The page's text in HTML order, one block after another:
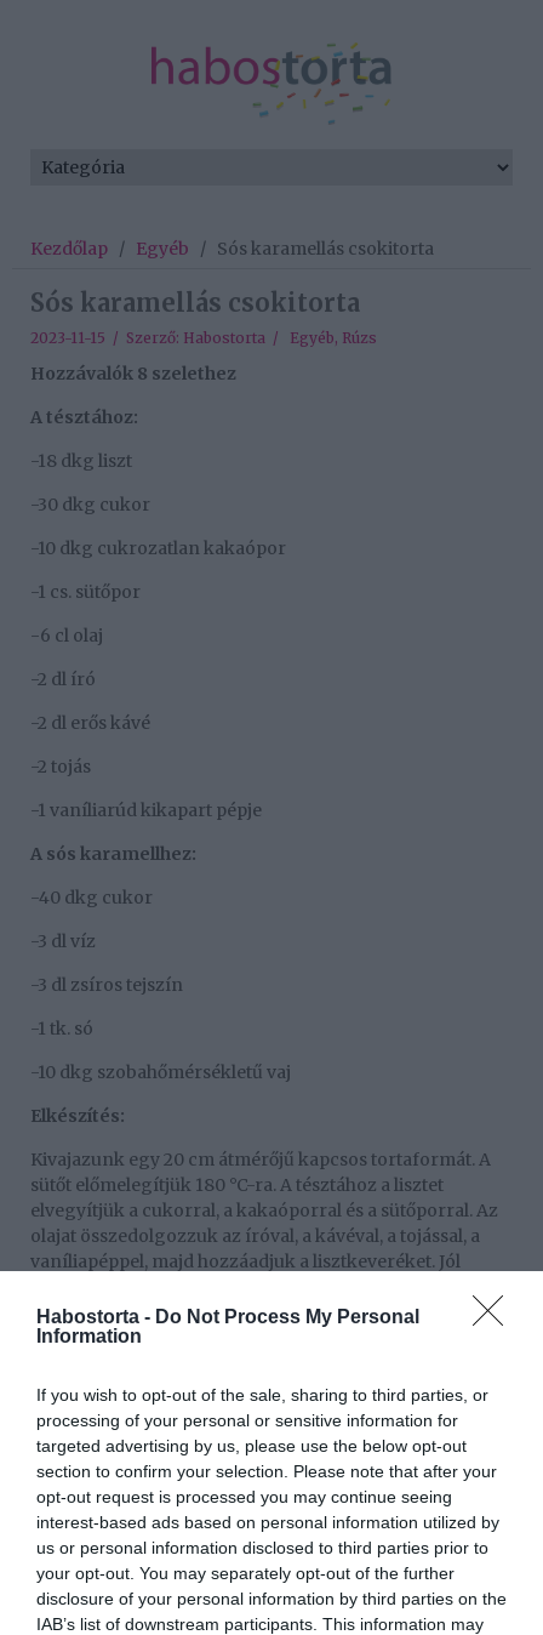
Habostorta - Do Not Process My Personal
Information
If you wish to opt-out of the sale, sharing to third parties, or
processing of your personal or sensitive information for
targeted advertising by us, please use the below opt-out
section to confirm your selection. Please note that after your
opt-out request is processed you may continue seeing
interest-based ads based on personal information utilized by
us or personal information disclosed to third parties prior to
your opt-out. You may separately opt-out of the further
disclosure of your personal information by third parties on the
IAB’s list of downstream participants. This information may
Kezdőlap / Egyéb / Sós karamellás csokitorta
Sós karamellás csokitorta
2023-11-15 / Szerző: Habostorta / Egyéb, Rúzs
Hozzávalók 8 szelethez
A tésztához:
-18 dkg liszt
-30 dkg cukor
-10 dkg cukrozatlan kakaópor
-1 cs. sütőpor
-6 cl olaj
-2 dl író
-2 dl erős kávé
-2 tojás
-1 vaníliarúd kikapart pépje
A sós karamellhez:
-40 dkg cukor
-3 dl víz
-3 dl zsíros tejszín
-1 tk. só
-10 dkg szobahőmérsékletű vaj
Elkészítés:
Kivajazunk egy 20 cm átmérőjű kapcsos tortaformát. A
sütőt előmelegítjük 180 °C-ra. A tésztához a lisztet
elvegyítjük a cukorral, a kakaóporral és a sütőporral. Az
olajat összedolgozzuk az íróval, a kávéval, a tojással, a
vaníliapéppel, majd hozzáadjuk a lisztkeveréket. Jól
sütjük.
levesszük a hőfokot, és kis lángon, kevergetve lassan
hozzáadjuk a tejszínt. Emelünk a hőfokon, és amikor
kellően sűrű, levesszük a tűzről. Hagyjuk kihűlni.
Hozzákeverjük a sót és a vajat.
A tortalapot óvatosan kettévágjuk, közé kenjük a sós
karamell felét, a lapokat egymásra helyezzük, és
bevonjuk a maradék karamellszósszal. Tálalás előtt
hagyjuk néhány órát szikkadni.